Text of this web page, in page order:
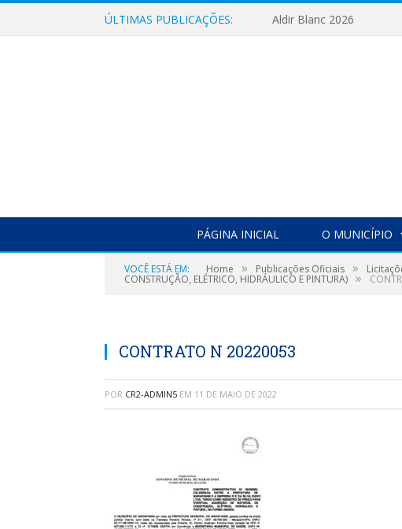
ÚLTIMAS PUBLICAÇÕES: Aldir Blanc 2026
PÁGINA INICIAL O MUNICÍPIO
VOCÊ ESTÁ EM: Home » Publicações Oficiais »
CONSTRUÇÃO, ELÉTRICO, HIDRÁULICO E PINTURA) »
CONTRATO N 20220053
POR CR2-ADMIN5 EM 11 DE MAIO DE 2022